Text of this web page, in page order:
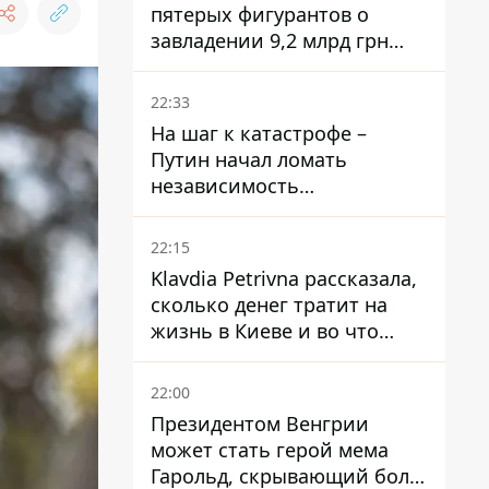
пятерых фигурантов о
завладении 9,2 млрд грн
ПриватБанка направили в
суд
22:33
На шаг к катастрофе –
Путин начал ломать
независимость
собственного Центробанка,
заставив снизить базовую
ставку
22:15
Klavdia Petrivna рассказала,
сколько денег тратит на
жизнь в Киеве и во что
вкладывает миллионы
22:00
Президентом Венгрии
может стать герой мема
Гарольд, скрывающий боль